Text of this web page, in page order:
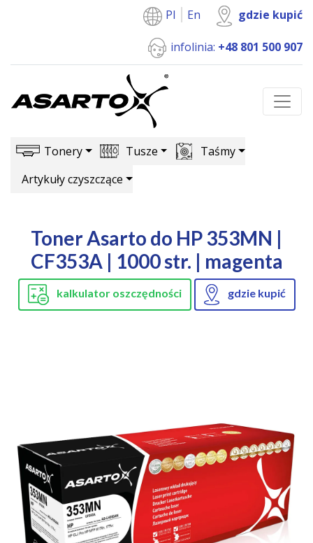
Pl En gdzie kupić
infolinia: +48 801 500 907
Tonery Tusze
Taśmy
Artykuły czyszczące
Toner Asarto do HP 353MN |
CF353A | 1000 str. | magenta
kalkulator oszczędności gdzie kupić